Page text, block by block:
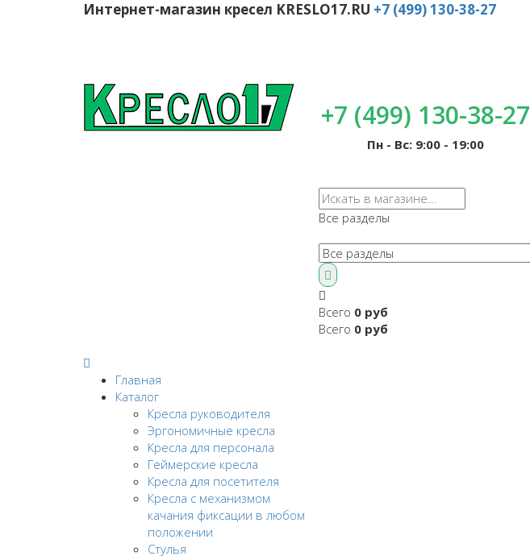
Интернет-магазин кресел KRESLO17.RU +7 (499) 130-38-27
+7 (499) 130-38-27
Пн - Вс: 9:00 - 19:00
Все разделы
Всего 0 руб
Всего 0 руб
Главная
Каталог
Кресла руководителя
Эргономичные кресла
Кресла для персонала
Геймерские кресла
Кресла для посетителя
Кресла с механизмом
качания фиксации в любом
положении
Стулья